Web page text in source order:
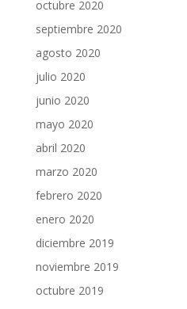
octubre 2020
septiembre 2020
agosto 2020
julio 2020
junio 2020
mayo 2020
abril 2020
marzo 2020
febrero 2020
enero 2020
diciembre 2019
noviembre 2019
octubre 2019